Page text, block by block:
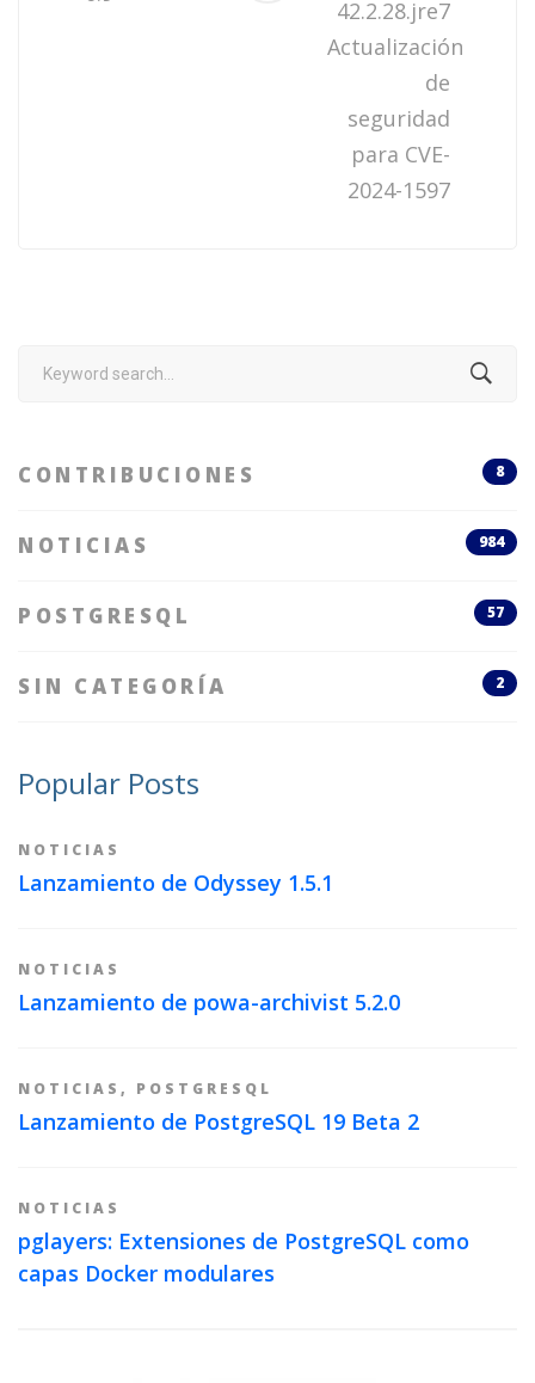
42.2.28.jre7
Actualización
de
seguridad
para CVE-
2024-1597
Search
CONTRIBUCIONES 8
NOTICIAS 984
POSTGRESQL 57
SIN CATEGORÍA 2
Popular Posts
NOTICIAS
Lanzamiento de Odyssey 1.5.1
NOTICIAS
Lanzamiento de powa-archivist 5.2.0
NOTICIAS , POSTGRESQL
Lanzamiento de PostgreSQL 19 Beta 2
NOTICIAS
pglayers: Extensiones de PostgreSQL como
capas Docker modulares